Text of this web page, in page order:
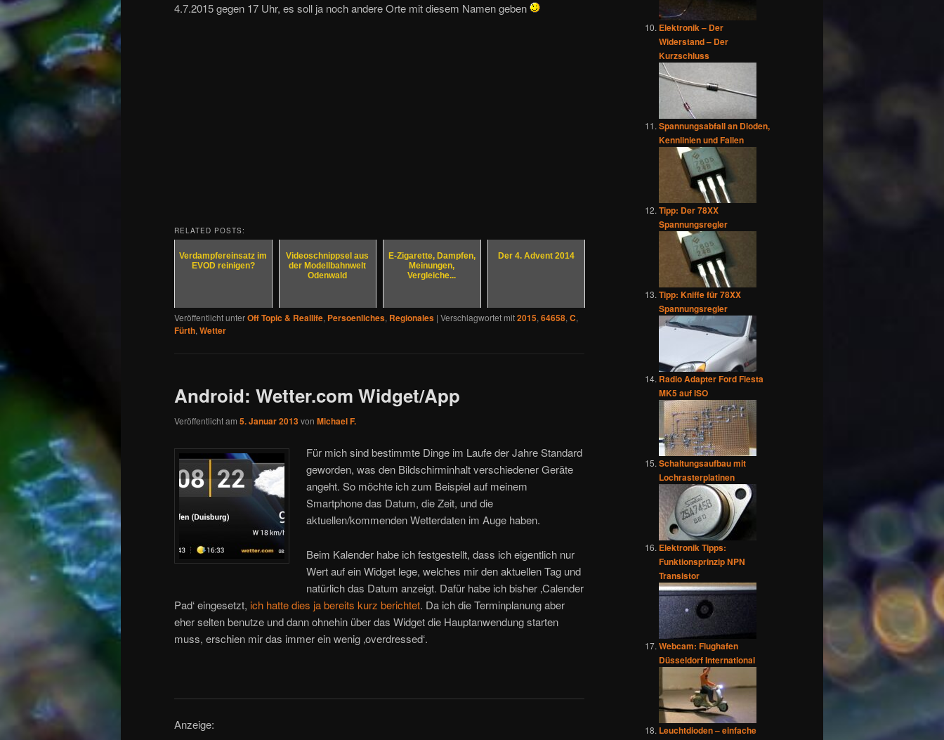
4.7.2015 gegen 17 Uhr, es soll ja noch andere Orte mit diesem Namen geben
RELATED POSTS:
Verdampfereinsatz im
EVOD reinigen?
Videoschnippsel aus
der Modellbahnwelt
Odenwald
E-Zigarette, Dampfen,
Meinungen,
Vergleiche...
Der 4. Advent 2014
Veröffentlicht unterOff Topic & Reallife, Persoenliches, Regionales | Verschlagwortet mit2015, 64658, C,
Fürth, Wetter
Android: Wetter.com Widget/App
Veröffentlicht am 5. Januar 2013von Michael F.
Für mich sind bestimmte Dinge im Laufe der Jahre Standard
geworden, was den Bildschirminhalt verschiedener Geräte
angeht. So möchte ich zum Beispiel auf meinem
Smartphone das Datum, die Zeit, und die
aktuellen/kommenden Wetterdaten im Auge haben.
Beim Kalender habe ich festgestellt, dass ich eigentlich nur
Wert auf ein Widget lege, welches mir den aktuellen Tag und
natürlich das Datum anzeigt. Dafür habe ich bisher ‚Calender
Pad‘ eingesetzt, ich hatte dies ja bereits kurz berichtet. Da ich die Terminplanung aber
eher selten benutze und dann ohnehin über das Widget die Hauptanwendung starten
muss, erschien mir das immer ein wenig ‚overdressed‘.
Anzeige:
Elektronik – Der
Widerstand – Der
Kurzschluss
Spannungsabfall an Dioden,
Kennlinien und Fallen
Tipp: Der 78XX
Spannungsregler
Tipp: Kniffe für 78XX
Spannungsregler
Radio Adapter Ford Fiesta
MK5 auf ISO
Schaltungsaufbau mit
Lochrasterplatinen
Elektronik Tipps:
Funktionsprinzip NPN
Transistor
Webcam: Flughafen
Düsseldorf International
Leuchtdioden – einfache